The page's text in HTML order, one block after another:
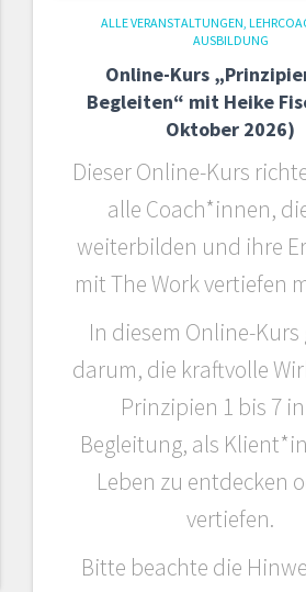
ALLE VERANSTALTUNGEN
AUSBILDUNG
Online-Kurs
Begleiten“ mit Heike
Oktober 2026)
Dieser Online-Kurs
alle Coach*innen,
weiterbilden und ihre
mit The Work vertiefen
In diesem Online-Kurs
darum, die kraftvolle
Prinzipien 1 bis 7
Begleitung, als
Leben zu entdecken
vertiefen.
Bitte beachte die